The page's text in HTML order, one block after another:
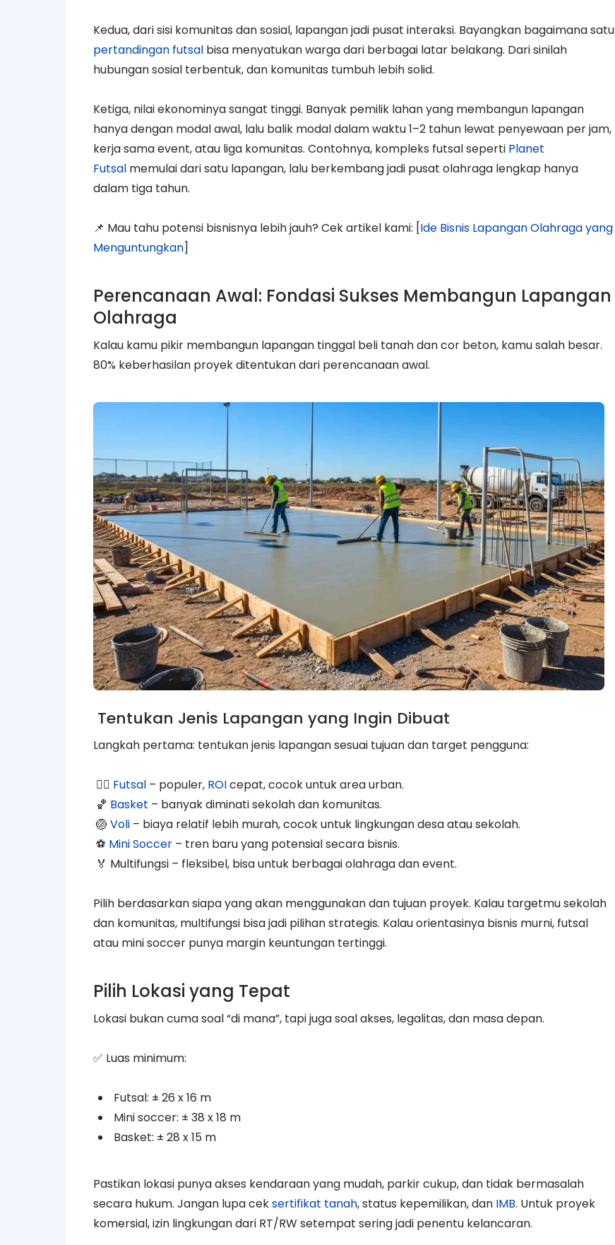
Kedua, dari sisi komunitas dan sosial, lapangan jadi pusat interaksi. Bayangkan bagaimana satu
pertandingan futsal bisa menyatukan warga dari berbagai latar belakang. Dari sinilah
hubungan sosial terbentuk, dan komunitas tumbuh lebih solid.
Ketiga, nilai ekonominya sangat tinggi. Banyak pemilik lahan yang membangun lapangan
hanya dengan modal awal, lalu balik modal dalam waktu 1–2 tahun lewat penyewaan per jam,
kerja sama event, atau liga komunitas. Contohnya, kompleks futsal seperti Planet
Futsal memulai dari satu lapangan, lalu berkembang jadi pusat olahraga lengkap hanya
dalam tiga tahun.
📌 Mau tahu potensi bisnisnya lebih jauh? Cek artikel kami: [Ide Bisnis Lapangan Olahraga yang
Menguntungkan]
Perencanaan Awal: Fondasi Sukses Membangun Lapangan
Olahraga
Kalau kamu pikir membangun lapangan tinggal beli tanah dan cor beton, kamu salah besar.
80% keberhasilan proyek ditentukan dari perencanaan awal.
Tentukan Jenis Lapangan yang Ingin Dibuat
Langkah pertama: tentukan jenis lapangan sesuai tujuan dan target pengguna:
🏃‍♂️ Futsal – populer, ROIcepat, cocok untuk area urban.
🏀 Basket – banyak diminati sekolah dan komunitas.
🏐 Voli – biaya relatif lebih murah, cocok untuk lingkungan desa atau sekolah.
⚽ Mini Soccer – tren baru yang potensial secara bisnis.
🏅 Multifungsi – fleksibel, bisa untuk berbagai olahraga dan event.
Pilih berdasarkan siapa yang akan menggunakan dan tujuan proyek. Kalau targetmu sekolah
dan komunitas, multifungsi bisa jadi pilihan strategis. Kalau orientasinya bisnis murni, futsal
atau mini soccer punya margin keuntungan tertinggi.
Pilih Lokasi yang Tepat
Lokasi bukan cuma soal “di mana”, tapi juga soal akses, legalitas, dan masa depan.
✅ Luas minimum:
Futsal: ± 26 x 16 m
Mini soccer: ± 38 x 18 m
Basket: ± 28 x 15 m
Pastikan lokasi punya akses kendaraan yang mudah, parkir cukup, dan tidak bermasalah
secara hukum. Jangan lupa ceksertifikat tanah, status kepemilikan, dan IMB. Untuk proyek
komersial, izin lingkungan dari RT/RW setempat sering jadi penentu kelancaran.